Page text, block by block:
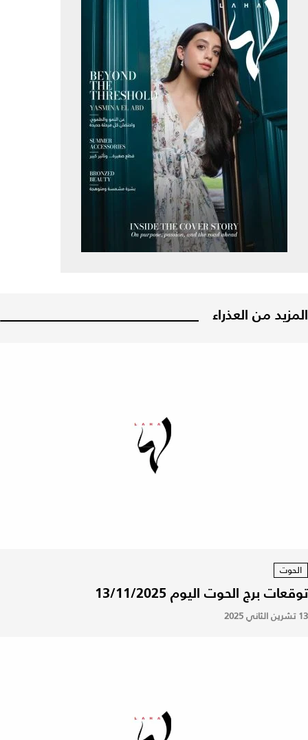
المزيد من العذراء
الحوت
توقعات برج الحوت اليوم 13/11/2025
13 تشرين الثاني 2025